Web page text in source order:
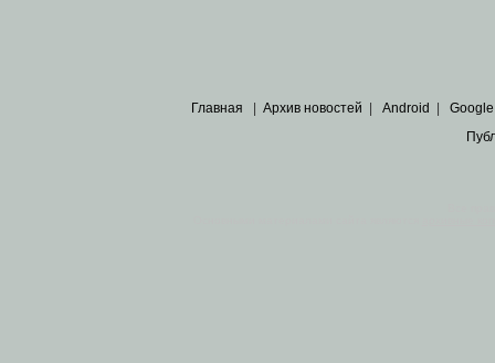
Главная | Архив новостей | Android | Google